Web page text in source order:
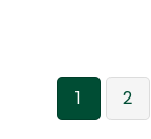
1 2